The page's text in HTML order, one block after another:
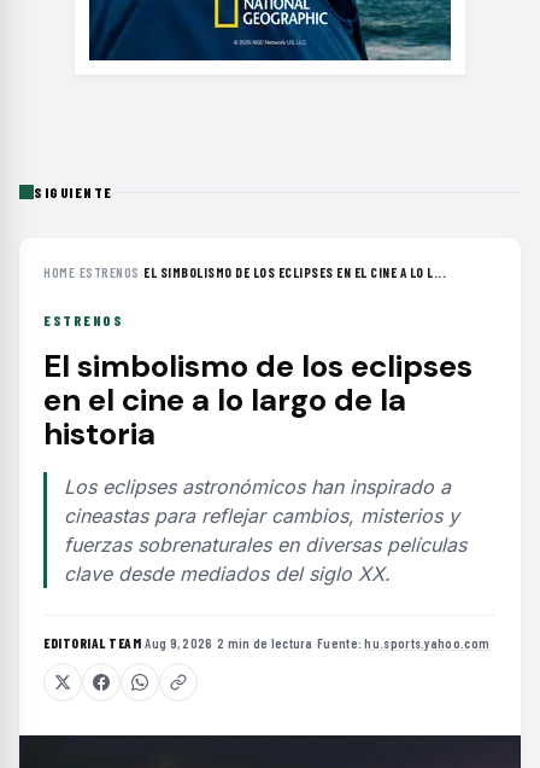
SIGUIENTE
HOME›ESTRENOS ›EL SIMBOLISMO DE LOS ECLIPSES EN EL CINE A LO L...
ESTRENOS
El simbolismo de los eclipses
en el cine a lo largo de la
historia
Los eclipses astronómicos han inspirado a
cineastas para reflejar cambios, misterios y
fuerzas sobrenaturales en diversas películas
clave desde mediados del siglo XX.
EDITORIAL TEAM·Aug 9, 2026 ·2 min de lectura ·Fuente:hu.sports.yahoo.com